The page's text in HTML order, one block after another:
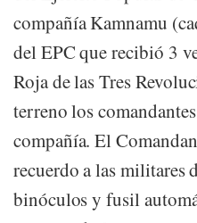
compañía Kamnamu
del EPC que recibió 3
Roja de las Tres
terreno los
compañía. El
recuerdo a las militares
binóculos y fusil